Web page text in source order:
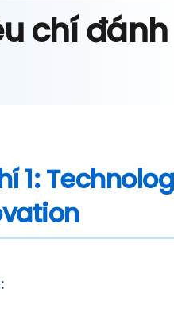
chí đánh
1: